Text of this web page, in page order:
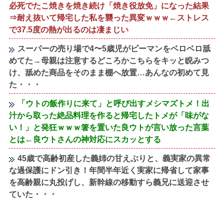
必死でたこ焼きを焼き続け「焼き役放免」になった結果
⇒耐え抜いて帰宅した私を襲った異変ｗｗｗ←ストレス
で37.5度の熱が出るのは凄まじい
スーパーの売り場で4〜5歳児がピーマンをベロベロ舐
めてた→母親は注意するどころかこちらをキッと睨みつ
け、舐めた商品をそのまま棚へ放置…あんなの初めて見
た・・・
「ウトの飯作りに来て」と呼び出すメシマズトメ！出
汁から取った絶品料理を作ると帰宅したトメが「味がな
い！」と発狂ｗｗｗ箸を置いた良ウトが言い放った言葉
とは←良ウトさんの神対応にスカッとする
45歳で高齢初産した義姉の甘えぶりと、義実家の異常
な過保護にドン引き！年間半年近く実家に帰省して家事
を高齢親に丸投げし、新幹線の移動すら義兄に送迎させ
ていた・・・